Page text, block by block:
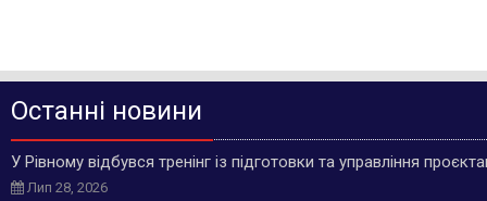
Останні новини
У Рівному відбувся тренінг із підготовки та управління
Лип 28, 2026